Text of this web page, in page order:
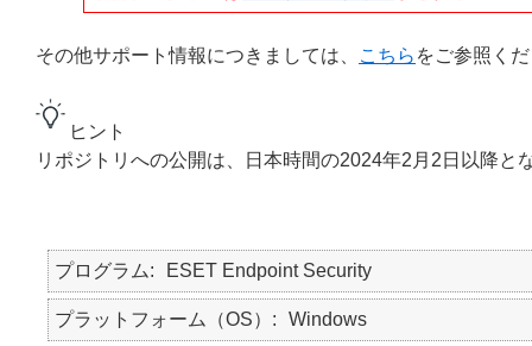
その他サポート情報につきましては、 こちら をご参照く
ヒント
リポジトリへの公開は、日本時間の2024年2月2日以降と
プログラム ESET Endpoint Security
プラットフォーム（OS） Windows